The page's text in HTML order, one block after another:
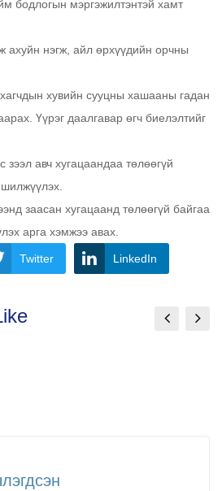
бодлогын мэргэжилтэнтэй хамт
ахуйн нэгж, айл өрхүүдийн орчны
хувийн сууцны хашааны гадан
Үүрэг даалгавар өгч биелэлтийг
зээл авч хугацаандаа төлөөгүй
заасан хугацаанд төлөөгүй байгаа
арга хэмжээ авах.
Twitter LinkedIn